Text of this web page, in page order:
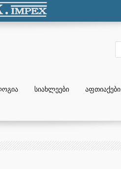
ᲡᲘᲐᲮᲚᲔᲔᲑᲘ ᲐᲤᲗᲘᲐᲥᲔᲑᲘ